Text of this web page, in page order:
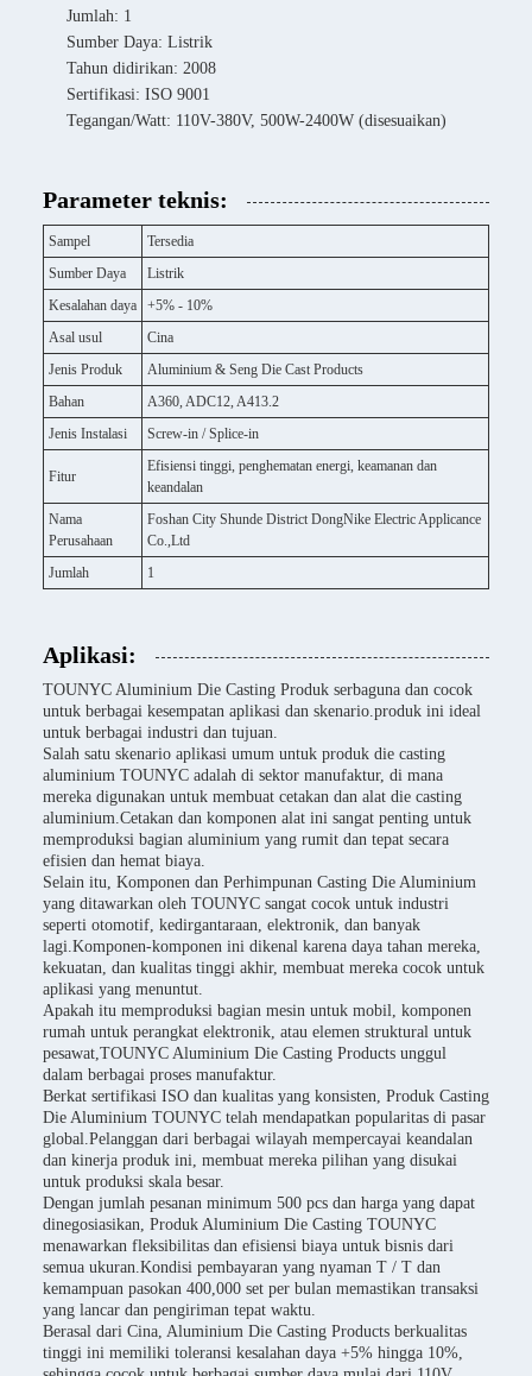
Jumlah: 1
Sumber Daya: Listrik
Tahun didirikan: 2008
Sertifikasi: ISO 9001
Tegangan/Watt: 110V-380V, 500W-2400W (disesuaikan)
Parameter teknis:
Sampel
Tersedia
Sumber Daya
Listrik
Kesalahan daya
+5% - 10%
Asal usul
Cina
Jenis Produk
Aluminium & Seng Die Cast Products
Bahan
A360, ADC12, A413.2
Jenis Instalasi
Screw-in / Splice-in
Fitur
Efisiensi tinggi, penghematan energi, keamanan dan
keandalan
Nama
Perusahaan
Foshan City Shunde District DongNike Electric Applicance
Co.,Ltd
Jumlah
1
Aplikasi:
TOUNYC Aluminium Die Casting Produk serbaguna dan cocok
untuk berbagai kesempatan aplikasi dan skenario.produk ini ideal
untuk berbagai industri dan tujuan.
Salah satu skenario aplikasi umum untuk produk die casting
aluminium TOUNYC adalah di sektor manufaktur, di mana
mereka digunakan untuk membuat cetakan dan alat die casting
aluminium.Cetakan dan komponen alat ini sangat penting untuk
memproduksi bagian aluminium yang rumit dan tepat secara
efisien dan hemat biaya.
Selain itu, Komponen dan Perhimpunan Casting Die Aluminium
yang ditawarkan oleh TOUNYC sangat cocok untuk industri
seperti otomotif, kedirgantaraan, elektronik, dan banyak
lagi.Komponen-komponen ini dikenal karena daya tahan mereka,
kekuatan, dan kualitas tinggi akhir, membuat mereka cocok untuk
aplikasi yang menuntut.
Apakah itu memproduksi bagian mesin untuk mobil, komponen
rumah untuk perangkat elektronik, atau elemen struktural untuk
pesawat,TOUNYC Aluminium Die Casting Products unggul
dalam berbagai proses manufaktur.
Berkat sertifikasi ISO dan kualitas yang konsisten, Produk Casting
Die Aluminium TOUNYC telah mendapatkan popularitas di pasar
global.Pelanggan dari berbagai wilayah mempercayai keandalan
dan kinerja produk ini, membuat mereka pilihan yang disukai
untuk produksi skala besar.
Dengan jumlah pesanan minimum 500 pcs dan harga yang dapat
dinegosiasikan, Produk Aluminium Die Casting TOUNYC
menawarkan fleksibilitas dan efisiensi biaya untuk bisnis dari
semua ukuran.Kondisi pembayaran yang nyaman T / T dan
kemampuan pasokan 400,000 set per bulan memastikan transaksi
yang lancar dan pengiriman tepat waktu.
Berasal dari Cina, Aluminium Die Casting Products berkualitas
tinggi ini memiliki toleransi kesalahan daya +5% hingga 10%,